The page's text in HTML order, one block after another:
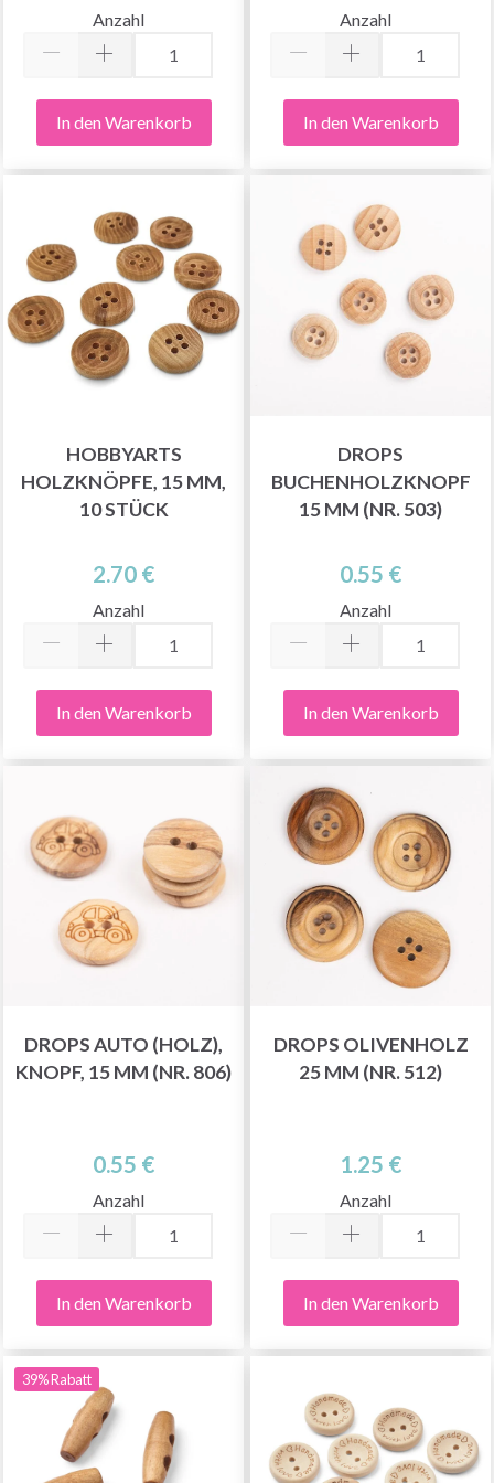
Anzahl
In den Warenkorb
Anzahl
In den Warenkorb
HOBBYARTS
HOLZKNÖPFE, 15 MM,
10 STÜCK
2.70 €
Anzahl
In den Warenkorb
DROPS
BUCHENHOLZKNOPF
15 MM (NR. 503)
0.55 €
Anzahl
In den Warenkorb
DROPS AUTO (HOLZ),
KNOPF, 15 MM (NR. 806)
0.55 €
Anzahl
In den Warenkorb
DROPS OLIVENHOLZ
25 MM (NR. 512)
1.25 €
Anzahl
In den Warenkorb
39% Rabatt